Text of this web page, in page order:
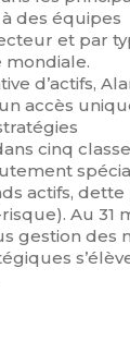
des équipes
et par
mondiale.
d’actifs,
accès
cinq
actifs, dette
Au 31
gestion des